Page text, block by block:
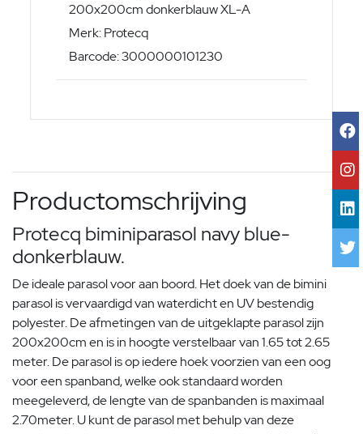
200x200cm donkerblauw XL-A
Merk: Protecq
Barcode: 3000000101230
Productomschrijving
Protecq biminiparasol navy blue-
donkerblauw.
De ideale parasol voor aan boord. Het doek van de bimini
parasol is vervaardigd van waterdicht en UV bestendig
polyester. De afmetingen van de uitgeklapte parasol zijn
200x200cm en is in hoogte verstelbaar van 1.65 tot 2.65
meter. De parasol is op iedere hoek voorzien van een oog
voor een spanband, welke ook standaard worden
meegeleverd, de lengte van de spanbanden is maximaal
2.70meter. U kunt de parasol met behulp van deze